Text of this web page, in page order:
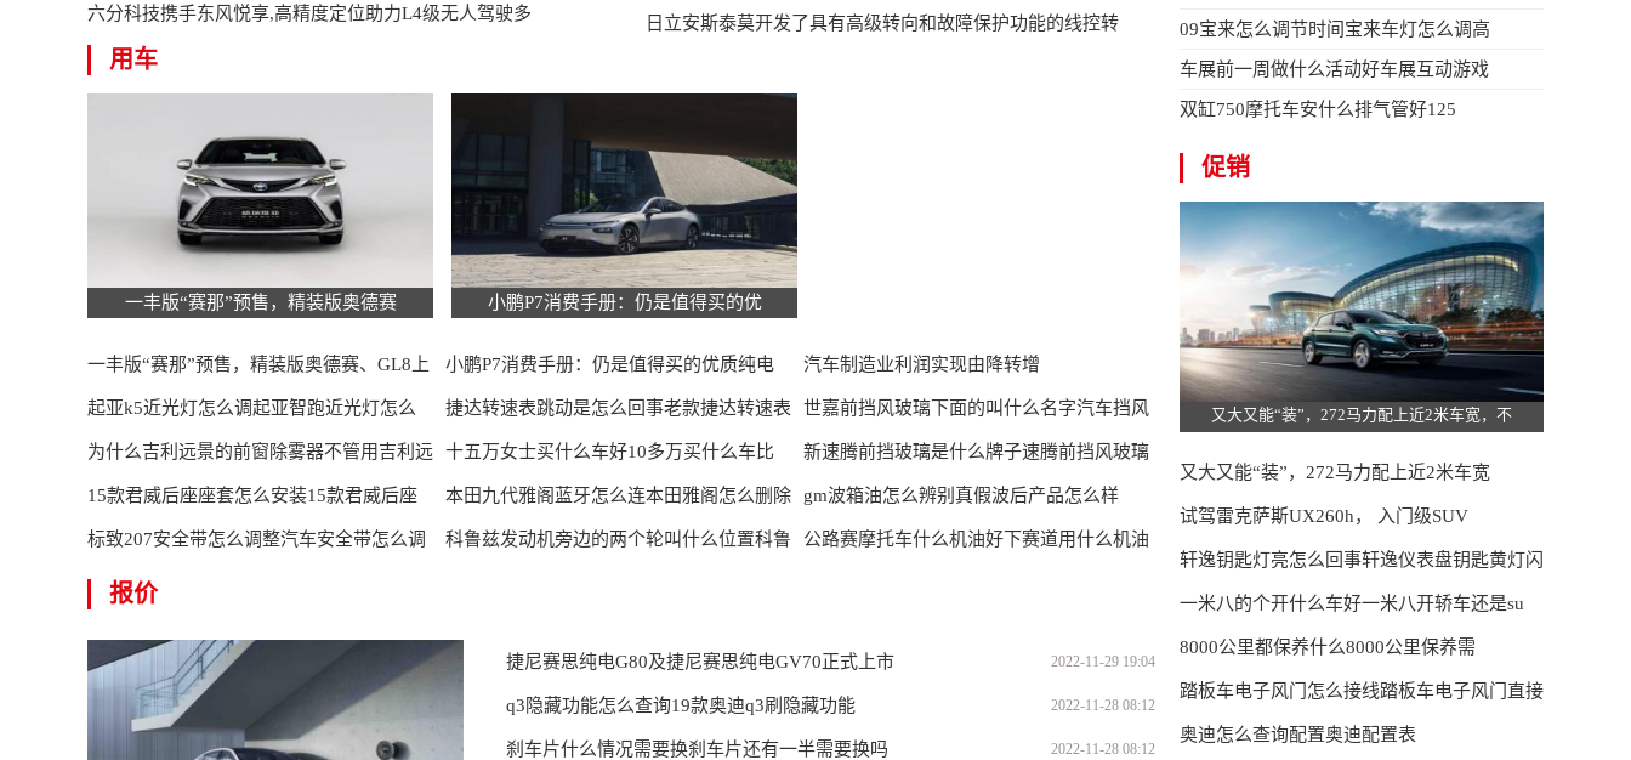
六分科技携手东风悦享,高精度定位助力L4级无人驾驶多 日立安斯泰莫开发了具有高级转向和故障保护功能的线控转
用车
一丰版“赛那”预售，精装版奥德赛 小鹏P7消费手册：仍是值得买的优
一丰版“赛那”预售，精装版奥德赛、GL8上
市，国
小鹏P7消费手册：仍是值得买的优质纯电
轿车？
汽车制造业利润实现由降转增
起亚k5近光灯怎么调起亚智跑近光灯怎么
调
捷达转速表跳动是怎么回事老款捷达转速表
不动怎么回
世嘉前挡风玻璃下面的叫什么名字汽车挡风
玻璃无缘无
为什么吉利远景的前窗除雾器不管用吉利远
景下雨天怎
十五万女士买什么车好10多万买什么车比
较好女士
新速腾前挡玻璃是什么牌子速腾前挡风玻璃
多少钱
15款君威后座座套怎么安装15款君威后座
椅拆卸图
本田九代雅阁蓝牙怎么连本田雅阁怎么删除
蓝牙设备
gm波箱油怎么辨别真假波后产品怎么样
标致207安全带怎么调整汽车安全带怎么调
节
科鲁兹发动机旁边的两个轮叫什么位置科鲁 公路赛摩托车什么机油好下赛道用什么机油
报价
捷尼赛思纯电G80及捷尼赛思纯电GV70正式上市 2022-11-29 19:04
q3隐藏功能怎么查询19款奥迪q3刷隐藏功能 2022-11-28 08:12
刹车片什么情况需要换刹车片还有一半需要换吗 2022-11-28 08:12
09宝来怎么调节时间宝来车灯怎么调高
车展前一周做什么活动好车展互动游戏
双缸750摩托车安什么排气管好125
促销
又大又能“装”，272马力配上近2米车宽，不
又大又能“装”，272马力配上近2米车宽
试驾雷克萨斯UX260h， 入门级SUV
轩逸钥匙灯亮怎么回事轩逸仪表盘钥匙黄灯闪
一米八的个开什么车好一米八开轿车还是su
8000公里都保养什么8000公里保养需
踏板车电子风门怎么接线踏板车电子风门直接
奥迪怎么查询配置奥迪配置表